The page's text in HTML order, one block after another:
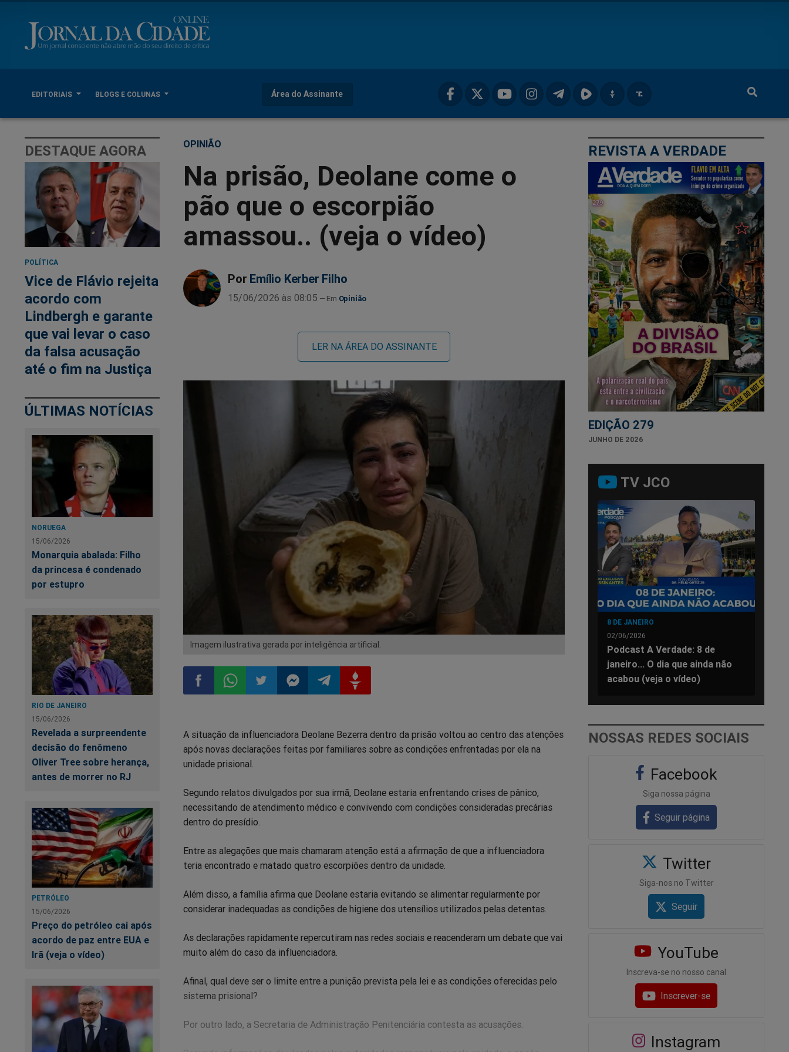
EDITORIAIS BLOGS E COLUNAS Área do Assinante
DESTAQUE AGORA
POLÍTICA
Vice de Flávio rejeita
acordo com
Lindbergh e garante
que vai levar o caso
da falsa acusação
até o fim na Justiça
ÚLTIMAS NOTÍCIAS
NORUEGA
15/06/2026
Monarquia abalada: Filho
da princesa é condenado
por estupro
RIO DE JANEIRO
15/06/2026
Revelada a surpreendente
decisão do fenômeno
Oliver Tree sobre herança,
antes de morrer no RJ
PETRÓLEO
15/06/2026
Preço do petróleo cai após
acordo de paz entre EUA e
Irã (veja o vídeo)
OPINIÃO
Na prisão, Deolane come o
pão que o escorpião
amassou.. (veja o vídeo)
Por Emílio Kerber Filho
15/06/2026 às 08:05 Opinião
LER NA ÁREA DO ASSINANTE
Imagem ilustrativa gerada por inteligência artificial.
no
Facebook
no
Whatsapp
no
Twitter
no
no
no
A situação da influenciadora Deolane Bezerra dentro da prisão voltou ao centro das atenções
após novas declarações feitas por familiares sobre as condições enfrentadas por ela na
unidade prisional.
Segundo relatos divulgados por sua irmã, Deolane estaria enfrentando crises de pânico,
necessitando de atendimento médico e convivendo com condições consideradas precárias
dentro do presídio.
Entre as alegações que mais chamaram atenção está a afirmação de que a influenciadora
teria encontrado e matado quatro escorpiões dentro da unidade.
Além disso, a família afirma que Deolane estaria evitando se alimentar regularmente por
considerar inadequadas as condições de higiene dos utensílios utilizados pelas detentas.
As declarações rapidamente repercutiram nas redes sociais e reacenderam um debate que vai
muito além do caso da influenciadora.
Afinal, qual deve ser o limite entre a punição prevista pela lei e as condições oferecidas pelo
sistema prisional?
Por outro lado, a Secretaria de Administração Penitenciária contesta as acusações.
REVISTA A VERDADE
EDIÇÃO 279
JUNHO DE 2026
TV JCO
8 DE JANEIRO
02/06/2026
Podcast A Verdade: 8 de
janeiro... O dia que ainda não
acabou (veja o vídeo)
NOSSAS REDES SOCIAIS
Facebook
Siga nossa página
Seguir página
Twitter
Siga-nos no Twitter
Seguir
YouTube
Inscreva-se no nosso canal
Inscrever-se
Instagram